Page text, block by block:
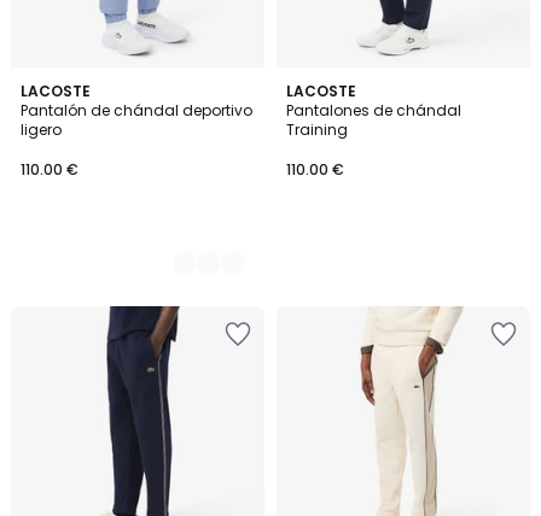
LACOSTE
Pantalón de chándal deportivo
ligero
110.00 €
2
Colores
LACOSTE
Pantalones de chándal
Training
110.00 €